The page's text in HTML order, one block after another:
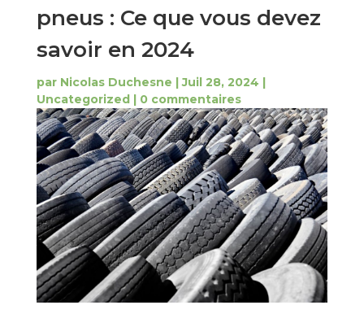
pneus : Ce que vous devez
savoir en 2024
par Nicolas Duchesne |Juil 28, 2024 |
Uncategorized| 0 commentaires